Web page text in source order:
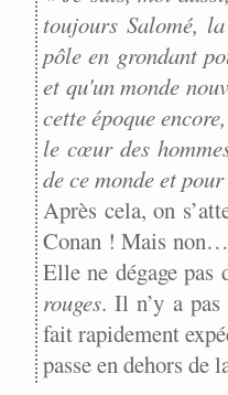
toujours Salomé,
pôle en grondant
et qu'un monde
cette époque
le cœur des
de ce monde et
Après cela, on
Conan ! Mais non…
Elle ne dégage pas
rouges. Il n’y a pas
fait rapidement
passe en dehors de